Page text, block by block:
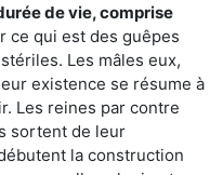
de vie, comprise
ce qui est des guêpes
Les mâles eux,
existence se résume à
Les reines par contre
sortent de leur
la construction